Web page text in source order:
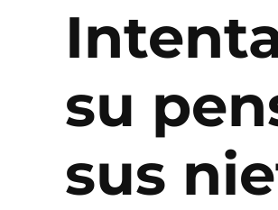
su
sus